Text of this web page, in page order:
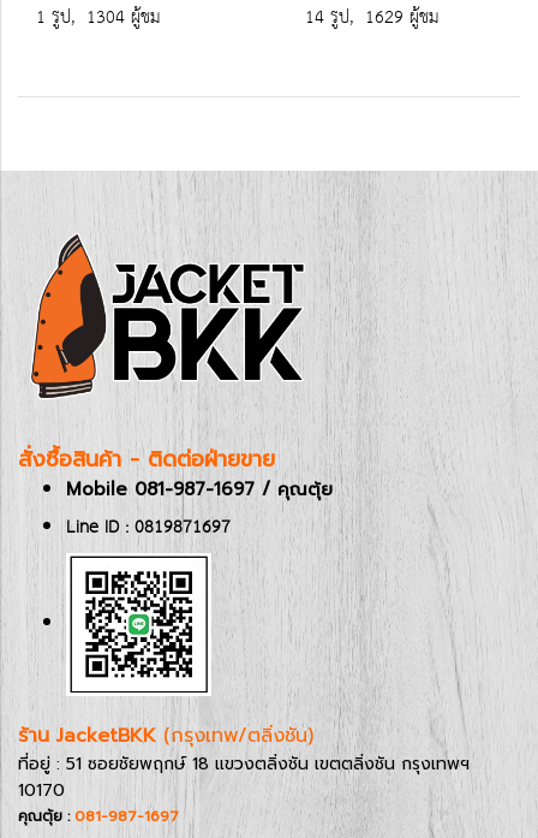
1 รูป, 1304 ผู้ชม 14 รูป, 1629 ผู้ชม
สั่งซื้อสินค้า - ติดต่อฝ่ายขาย
Mobile 081-987-1697 / คุณตุ้ย
Line ID : 0819871697
ร้าน JacketBKK (กรุงเทพ/ตลิ่งชัน)
ที่อยู่ : 51 ซอยชัยพฤกษ์ 18 แขวงตลิ่งชัน เขตตลิ่งชัน กรุงเทพฯ
10170
คุณตุ้ย :081-987-1697